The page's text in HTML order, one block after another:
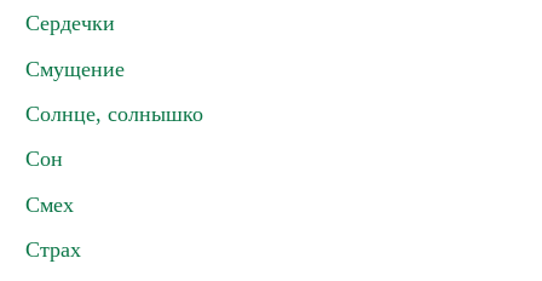
Сердечки
Смущение
Солнце, солнышко
Сон
Смех
Страх